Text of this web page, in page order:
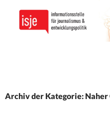
Archiv der Kategorie: Naher